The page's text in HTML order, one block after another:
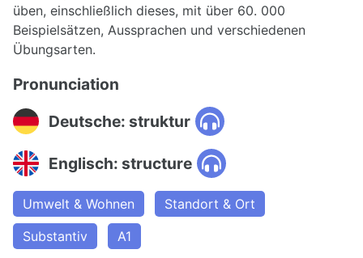
üben, einschließlich dieses, mit über 60. 000
Beispielsätzen, Aussprachen und verschiedenen
Übungsarten.
Pronunciation
Deutsche: struktur
Englisch: structure
Umwelt & Wohnen
Standort & Ort
Substantiv
A1